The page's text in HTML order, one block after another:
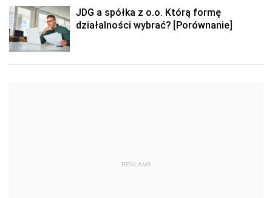
JDG a spółka z o.o. Którą formę
działalności wybrać? [Porównanie]
REKLAMA